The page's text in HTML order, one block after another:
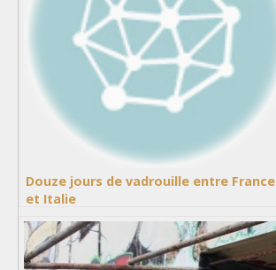
Douze jours de vadrouille entre France
et Italie